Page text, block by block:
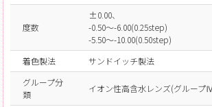
度数
±0.00、
-0.50～-6.00(0.25step)
-5.50～-10.00(0.50step)
着色製法
サンドイッチ製法
グループ分
類
イオン性高含水レンズ(グループ